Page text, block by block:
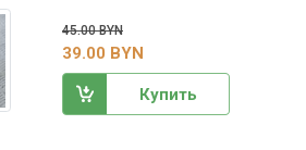
45.00 BYN
39.00 BYN
Купить